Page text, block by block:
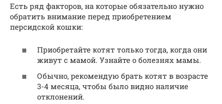
Есть ряд факторов, на которые обязательно нужно
обратить внимание перед приобретением
персидской кошки:
Приобретайте котят только тогда, когда они
живут с мамой. Узнайте о болезнях мамы.
Обычно, рекомендую брать котят в возрасте
3-4 месяца, чтобы было видно наличие
отклонений.